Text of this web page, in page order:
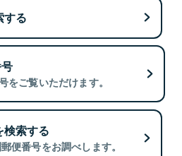
する
をご覧いただけます。
索する
便番号をお調べします。